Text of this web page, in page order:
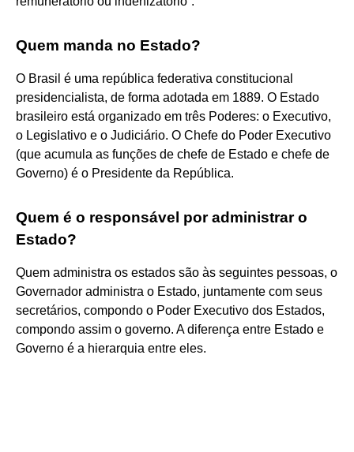
Quem manda no Estado?
O Brasil é uma república federativa constitucional
presidencialista, de forma adotada em 1889. O Estado
brasileiro está organizado em três Poderes: o Executivo,
o Legislativo e o Judiciário. O Chefe do Poder Executivo
(que acumula as funções de chefe de Estado e chefe de
Governo) é o Presidente da República.
Quem é o responsável por administrar o
Estado?
Quem administra os estados são às seguintes pessoas, o
Governador administra o Estado, juntamente com seus
secretários, compondo o Poder Executivo dos Estados,
compondo assim o governo. A diferença entre Estado e
Governo é a hierarquia entre eles.